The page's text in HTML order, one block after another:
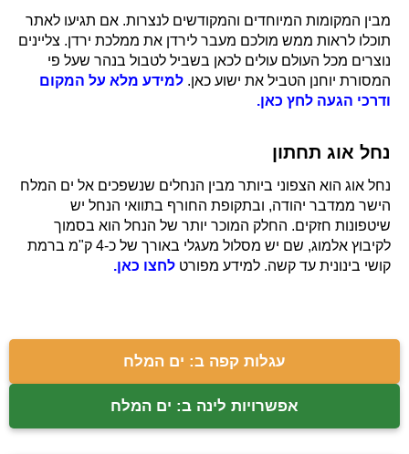
מבין המקומות המיוחדים והמקודשים לנצרות. אם תגיעו לאתר
תוכלו לראות ממש מולכם מעבר לירדן את ממלכת ירדן. צליינים
נוצרים מכל העולם עולים לכאן בשביל לטבול בנהר שעל פי
המסורת יוחנן הטביל את ישוע כאן. למידע מלא על המקום
ודרכי הגעה לחץ כאן.
נחל אוג תחתון
נחל אוג הוא הצפוני ביותר מבין הנחלים שנשפכים אל ים המלח
הישר ממדבר יהודה, ובתקופת החורף בתוואי הנחל יש
שיטפונות חזקים. החלק המוכר יותר של הנחל הוא בסמוך
לקיבוץ אלמוג, שם יש מסלול מעגלי באורך של כ-4 ק"מ ברמת
קושי בינונית עד קשה. למידע מפורט לחצו כאן.
עגלות קפה ב: ים המלח
אפשרויות לינה ב: ים המלח